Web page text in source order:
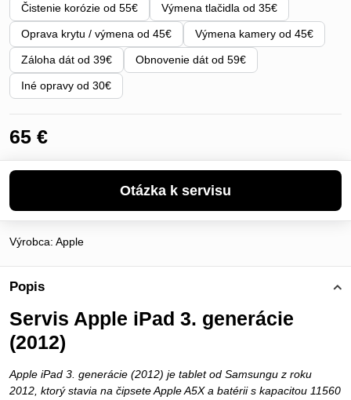
Čistenie korózie od 55€ Výmena tlačidla od 35€
Oprava krytu / výmena od 45€ Výmena kamery od 45€
Záloha dát od 39€ Obnovenie dát od 59€
Iné opravy od 30€
65 €
Výrobca: Apple
Popis
Servis Apple iPad 3. generácie
(2012)
Apple iPad 3. generácie (2012) je tablet od Samsungu z roku
2012, ktorý stavia na čipsete Apple A5X a batérii s kapacitou 11560